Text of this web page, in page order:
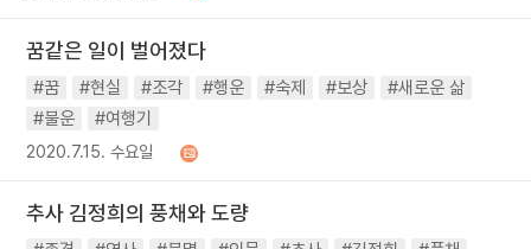
꿈같은 일이 벌어졌다
#꿈 #현실 #조각 #행운 #숙제 #보상
#새로운 삶
#불운
#여행기
2020.7.15. 수요일
추사 김정희의 풍채와 도량